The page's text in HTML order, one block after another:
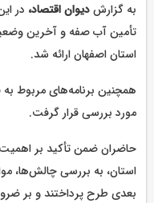
به گزارشدیوان اقتصاد، در
تأمین آب صفه و آخرین
استان اصفهان ارائه شد.
همچنین برنامه‌های مربوط به
مورد بررسی قرار گرفت.
حاضران ضمن تأکید بر اهمیت
استان، به بررسی چالش‌ها،
بعدی طرح پرداختند و بر